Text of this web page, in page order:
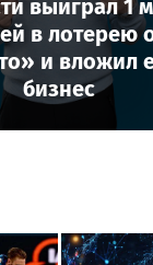
выиграл 1
в лотерею
и вложил
бизнес